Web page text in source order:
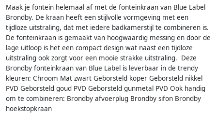
Maak je fontein helemaal af met de fonteinkraan van Blue Label
Brondby. De kraan heeft een stijlvolle vormgeving met een
tijdloze uitstraling, dat met iedere badkamerstijl te combineren is.
De fonteinkraan is gemaakt van hoogwaardig messing en door de
lage uitloop is het een compact design wat naast een tijdloze
uitstraling ook zorgt voor een mooie strakke uitstraling. Deze
Brondby fonteinkraan van Blue Label is leverbaar in de trendy
kleuren: Chroom Mat zwart Geborsteld koper Geborsteld nikkel
PVD Geborsteld goud PVD Geborsteld gunmetal PVD Ook handig
om te combineren: Brondby afvoerplug Brondby sifon Brondby
hoekstopkraan